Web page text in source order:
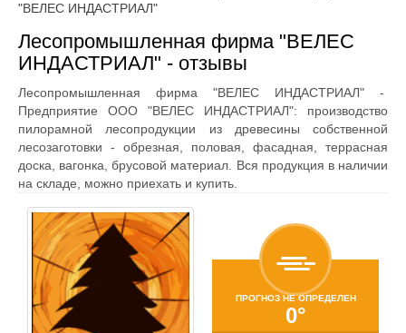
"ВЕЛЕС ИНДАСТРИАЛ"
Лесопромышленная фирма "ВЕЛЕС
ИНДАСТРИАЛ" - отзывы
Лесопромышленная фирма "ВЕЛЕС ИНДАСТРИАЛ" -
Предприятие ООО "ВЕЛЕС ИНДАСТРИАЛ": производство
пилорамной лесопродукции из древесины собственной
лесозаготовки - обрезная, половая, фасадная, террасная
доска, вагонка, брусовой материал. Вся продукция в наличии
на складе, можно приехать и купить.
ПРОГНОЗ НЕ ОПРЕДЕЛЕН
0°